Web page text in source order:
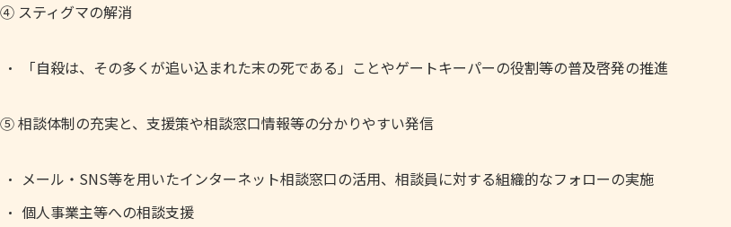
④ スティグマの解消
「自殺は、その多くが追い込まれた末の死である」ことやゲートキーパーの役割等の普及啓発の推進
⑤ 相談体制の充実と、支援策や相談窓口情報等の分かりやすい発信
メール・SNS等を用いたインターネット相談窓口の活用、相談員に対する組織的なフォローの実施
個人事業主等への相談支援